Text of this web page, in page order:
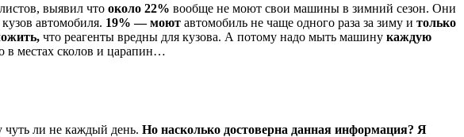
выявил что около 22% вообще не моют свои машины в зимний сезон. Они
автомобиля. 19% — моют автомобиль не чаще одного раза за зиму и только
что реагенты вредны для кузова. А потому надо мыть машину каждую
в местах сколов и царапин…
ли не каждый день. Но насколько достоверна данная информация? Я